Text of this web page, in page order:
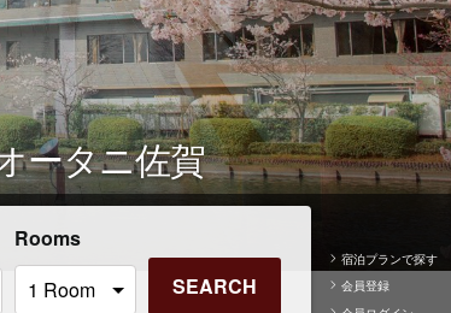
ータニ佐賀
Rooms
SEARCH
宿泊プランで探す
会員登録